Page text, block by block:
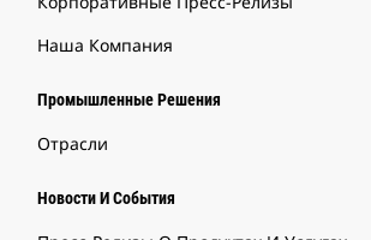
Наша Компания
Промышленные Решения
Отрасли
Новости И События